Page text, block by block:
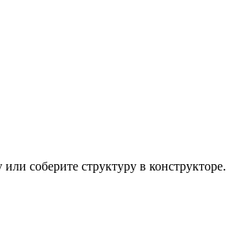
соберите структуру в конструкторе.